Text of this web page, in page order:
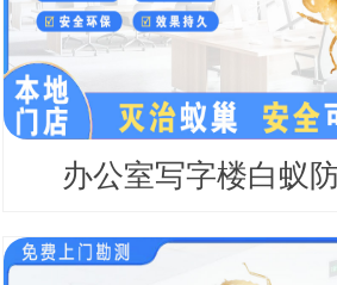
办公室写字楼白蚁